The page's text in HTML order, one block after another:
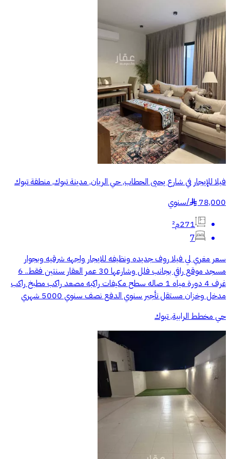
فيلا للإيجار في شارع يحيى الحطاب, حي الريان, مدينة تبوك, منطقة تبوك
78,000
§
/سنوي
271م²
7
سعر مغري لي فيلا روف جديده ونظيفه للايجار واجهه شرقيه وبجوار
مسجد موقع راقي بجانب فلل وشارعها 30 عمر العقار سنتين فقط.. 6
غرف 4 دورة مياه 1 صاله سطح مكيفات راكبه مصعد راكب مطبخ راكب
مدخل وخزان مستقل تأجير سنوي الدفع نصف سنوي 5000 شهري
حي مخطط الرابية, تبوك